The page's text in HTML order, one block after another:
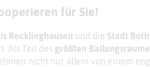
für Sie!
Recklinghausen und die Stadt
Als Teil des größten
nicht nur allein von einem